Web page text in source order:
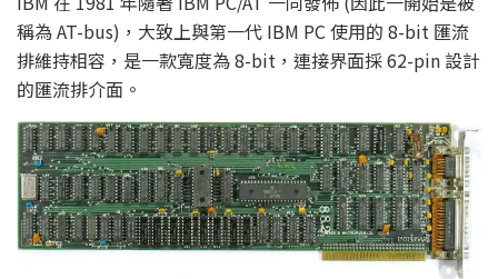
稱為 AT-bus)，大致上與第一代 IBM PC 使用的 8-bit 匯流
排維持相容，是一款寬度為 8-bit，連接界面採 62-pin 設計
的匯流排介面。